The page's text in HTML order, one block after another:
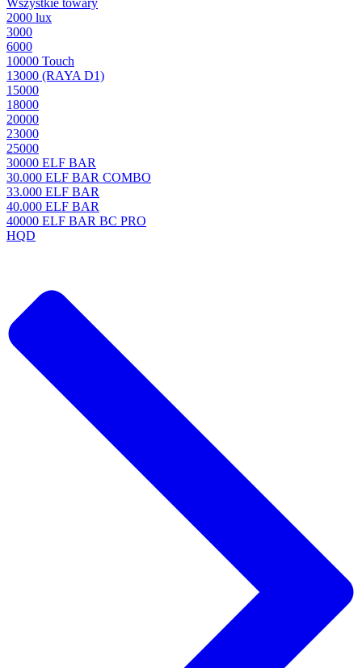
Wszystkie towary
2000 lux
3000
6000
10000 Touch
13000 (RAYA D1)
15000
18000
20000
23000
25000
30000 ELF BAR
30.000 ELF BAR COMBO
33.000 ELF BAR
40.000 ELF BAR
40000 ELF BAR BC PRO
HQD